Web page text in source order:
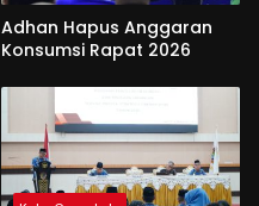
Adhan Hapus Anggaran
Konsumsi Rapat 2026